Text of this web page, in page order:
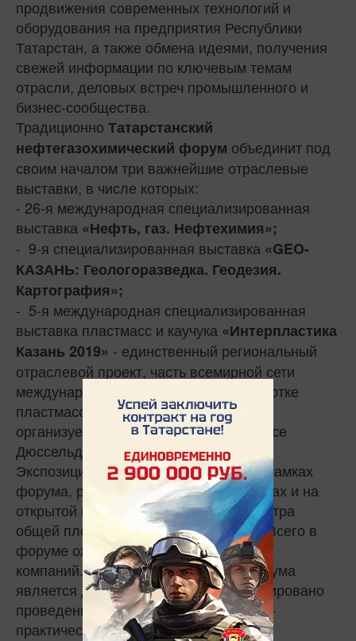
продвижения современных технологий и
оборудования на предприятия Республики
Татарстан, а также обмена идеями, получения
свежей информации по ключевым темам
отрасли, деловых встреч промышленного и
бизнес-сообщества.
Традиционно Татарстанский
нефтегазохимический форум объединит под
своим началом три важнейшие отраслевые
выставки, в числе которых:
- 26-я международная специализированная
выставка «Нефть, газ. Нефтехимия»;
- 9-я специализированная выставка «GEO-
КАЗАНЬ: Геологоразведка. Геодезия.
Картография»;
- 5-я международная специализированная
выставка пластмасс и каучука «Интерпластика
Казань 2019» - единственный региональный
отраслевой проект, часть всемирной сети
международных выставок по переработке
пластмасс и каучука K-Globalgate,
организуемый совместно с ООО «Мессе
Дюссельдорф Москва».
Экспозиция выставок, проходящих в рамках
форума, разместится в трех павильонах и на
открытой площадке выставочного центра
общей площадью более 10 000 кв.м. Всего в
форуме ожидается участие более 160
компаний. Неотъемлемой частью форума
является деловая программа, запланировано
проведение 5 международных научно-
практических конференций.